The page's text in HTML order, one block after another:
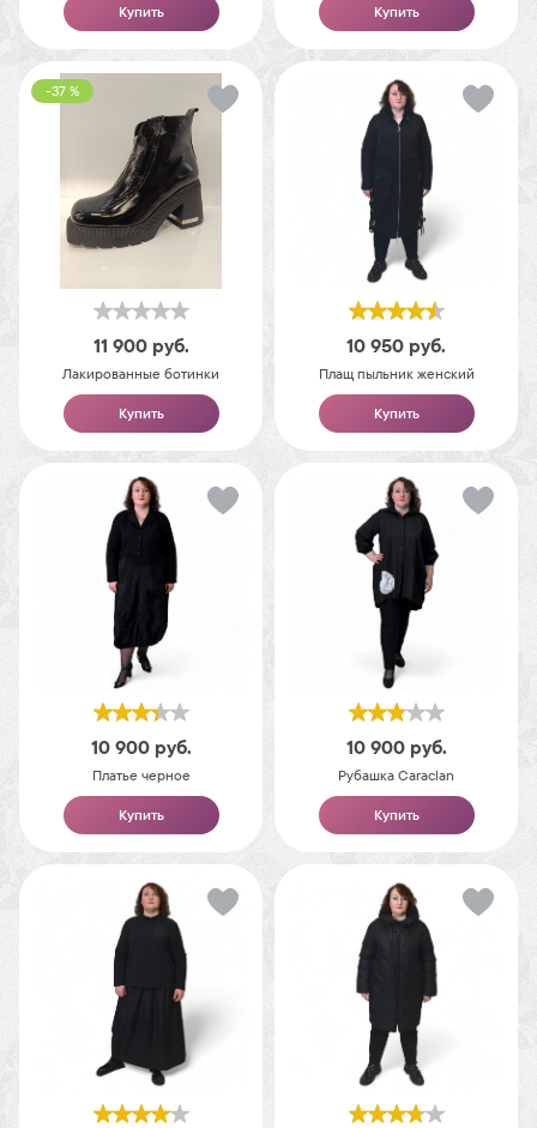
Купить Купить
-37 %
11 900 руб.
Лакированные ботинки
Купить
10 950 руб.
Плащ пыльник женский
Купить
10 900 руб.
Платье черное
Купить
10 900 руб.
Рубашка Caraclan
Купить